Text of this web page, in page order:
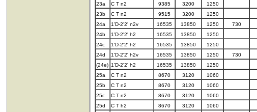
23a
C T n2 9385 3200 1250
23b
C T n2 9515 3200 1250
24a
1'D-2'2' n2v 16535 13850 1250 730
24b
1'D-2'2' h2 16535 13850 1250
24c
1'D-2'2' h2 16535 13850 1250
24d
1'D-2'2' h2v 16535 13850 1250 730
(24e) 1'D-2'2' h2 16535 13850 1250
25a
C T n2 8670 3120 1060
25b
C T n2 8670 3120 1060
25c
C T n2 8670 3120 1060
25d
C T h2 8670 3120 1060